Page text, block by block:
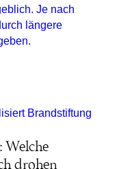
Je nach
längere
Welche
drohen